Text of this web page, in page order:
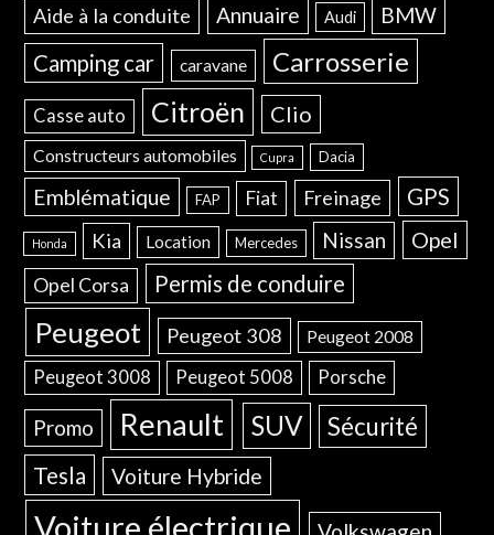
Aide à la conduite Annuaire Audi BMW
Camping car caravane Carrosserie
Casse auto Citroën Clio
Constructeurs automobiles Cupra Dacia
Emblématique FAP Fiat Freinage GPS
Honda Kia Location Mercedes Nissan Opel
Opel Corsa Permis de conduire
Peugeot Peugeot 308 Peugeot 2008
Peugeot 3008 Peugeot 5008 Porsche
Promo Renault SUV Sécurité
Tesla Voiture Hybride
Voiture électrique